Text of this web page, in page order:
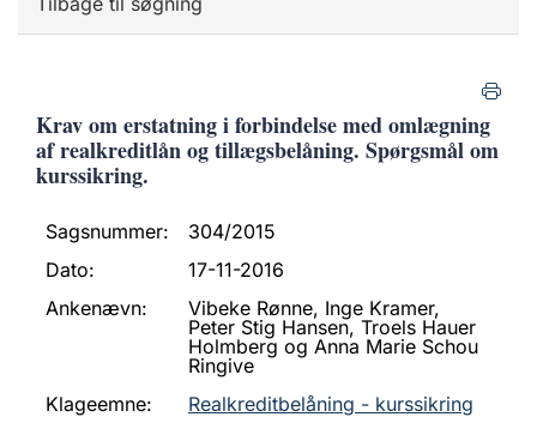
Krav om erstatning i forbindelse med omlægning
af realkreditlån og tillægsbelåning. Spørgsmål om
kurssikring.
Sagsnummer:
304/2015
Dato:
17-11-2016
Ankenævn:
Vibeke Rønne, Inge Kramer,
Peter Stig Hansen, Troels Hauer
Holmberg og Anna Marie Schou
Ringive
Klageemne:
Realkreditbelåning - kurssikring